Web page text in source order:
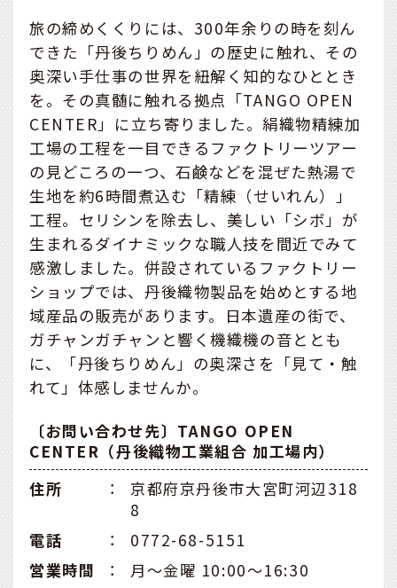
旅の締めくくりには、300年余りの時を刻ん
できた「丹後ちりめん」の歴史に触れ、その
奥深い手仕事の世界を紐解く知的なひととき
を。その真髄に触れる拠点「TANGO OPEN
CENTER」に立ち寄りました。絹織物精練加
工場の工程を一目できるファクトリーツアー
の見どころの一つ、石鹸などを混ぜた熱湯で
生地を約6時間煮込む「精練（せいれん）」
工程。セリシンを除去し、美しい「シボ」が
生まれるダイナミックな職人技を間近でみて
感激しました。併設されているファクトリー
ショップでは、丹後織物製品を始めとする地
域産品の販売があります。日本遺産の街で、
ガチャンガチャンと響く機織機の音ととも
に、「丹後ちりめん」の奥深さを「見て・触
れて」体感しませんか。
〔お問い合わせ先〕TANGO OPEN
CENTER（丹後織物工業組合 加工場内）
住所
：
京都府京丹後市大宮町河辺318
8
電話
：
0772-68-5151
営業時間
：
月〜金曜 10:00〜16:30